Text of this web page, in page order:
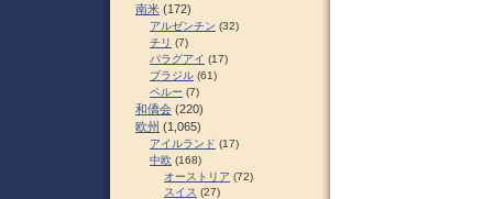
南米 (172)
アルゼンチン (32)
チリ (7)
パラグアイ (17)
ブラジル (61)
ペルー (7)
和僑会 (220)
欧州 (1,065)
アイルランド (17)
中欧 (168)
オーストリア (72)
スイス (27)